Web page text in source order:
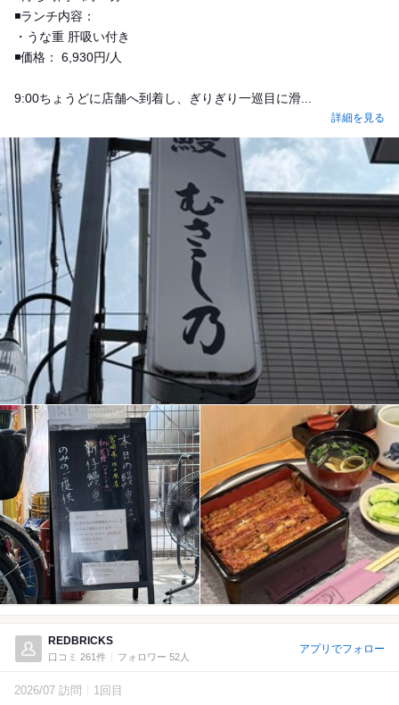
◾️ランチ内容：
・うな重 肝吸い付き
◾️価格： 6,930円/人
9:00ちょうどに店舗へ到着し、ぎりぎり一巡目に滑...
詳細を見る
REDBRICKS
口コミ 261件 フォロワー 52人
アプリでフォロー
2026/07 訪問 1回目